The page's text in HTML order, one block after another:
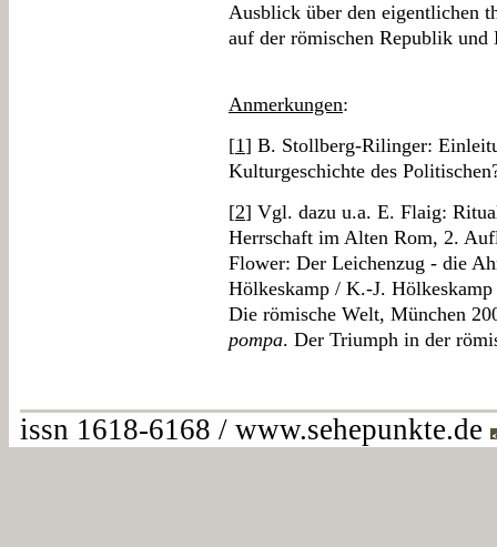
Ausblick über den eigentlichen
auf der römischen Republik und
Anmerkungen:
[1] B. Stollberg-Rilinger:
Kulturgeschichte des
[2] Vgl. dazu u.a. E. Flaig:
Herrschaft im Alten Rom, 2.
Flower: Der Leichenzug - die
Hölkeskamp / K.-J.
Die römische Welt, München
pompa. Der Triumph in der
issn 1618-6168 / www.sehepunkte.de